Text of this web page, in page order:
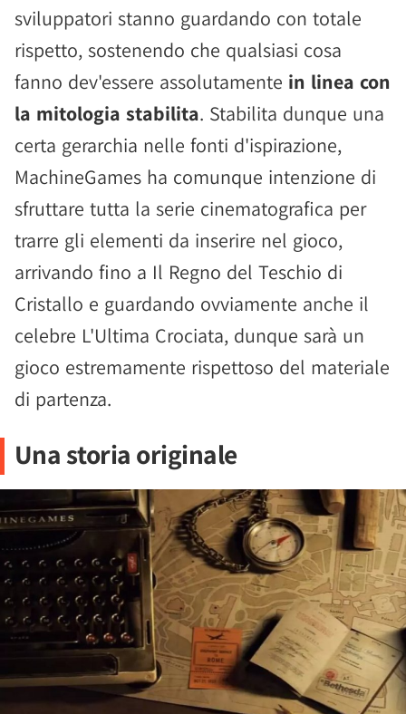
sviluppatori stanno guardando con totale
rispetto, sostenendo che qualsiasi cosa
fanno dev'essere assolutamente in linea con
la mitologia stabilita. Stabilita dunque una
certa gerarchia nelle fonti d'ispirazione,
MachineGames ha comunque intenzione di
sfruttare tutta la serie cinematografica per
trarre gli elementi da inserire nel gioco,
arrivando fino a Il Regno del Teschio di
Cristallo e guardando ovviamente anche il
celebre L'Ultima Crociata, dunque sarà un
gioco estremamente rispettoso del materiale
di partenza.
Una storia originale